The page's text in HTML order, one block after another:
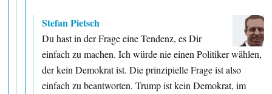
Stefan Pietsch
Du hast in der Frage eine Tendenz, es Dir
einfach zu machen. Ich würde nie einen Politiker wählen,
der kein Demokrat ist. Die prinzipielle Frage ist also
einfach zu beantworten. Trump ist kein Demokrat, im